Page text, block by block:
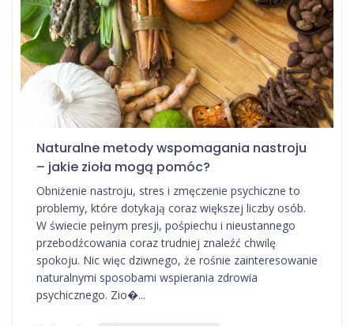
Naturalne metody wspomagania nastroju
– jakie zioła mogą pomóc?
Obniżenie nastroju, stres i zmęczenie psychiczne to
problemy, które dotykają coraz większej liczby osób.
W świecie pełnym presji, pośpiechu i nieustannego
przebodźcowania coraz trudniej znaleźć chwilę
spokoju. Nic więc dziwnego, że rośnie zainteresowanie
naturalnymi sposobami wspierania zdrowia
psychicznego. Zio�...